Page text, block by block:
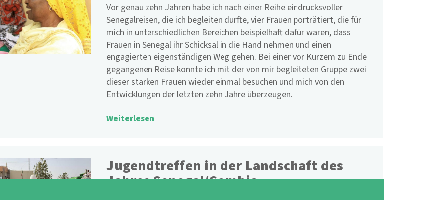
Vor genau zehn Jahren habe ich nach einer Reihe eindrucksvoller
Senegalreisen, die ich begleiten durfte, vier Frauen porträtiert, die für
mich in unterschiedlichen Bereichen beispielhaft dafür waren, dass
Frauen in Senegal ihr Schicksal in die Hand nehmen und einen
engagierten eigenständigen Weg gehen. Bei einer vor Kurzem zu Ende
gegangenen Reise konnte ich mit der von mir begleiteten Gruppe zwei
dieser starken Frauen wieder einmal besuchen und mich von den
Entwicklungen der letzten zehn Jahre überzeugen.
Weiterlesen
Jugendtreffen in der Landschaft des
Jahres Senegal/Gambia